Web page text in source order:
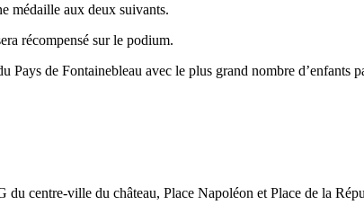
médaille aux deux suivants.
récompensé sur le podium.
Pays de Fontainebleau avec le plus grand nombre d’enfants
centre-ville du château, Place Napoléon et Place de la